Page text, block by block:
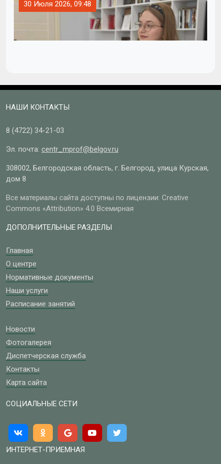
30 Июля 2026, 09:48
НАШИ КОНТАКТЫ
8 (4722) 34-21-03
Эл. почта: centr_mprof@belgov.ru
308002, Белгородская область, г. Белгород, улица Курская,
дом 8
Все материалы сайта доступны по лицензии: Creative
Commons «Attribution» 4.0 Всемирная
ДОПОЛНИТЕЛЬНЫЕ РАЗДЕЛЫ
Главная
О центре
Нормативные документы
Наши услуги
Расписание занятий
Новости
Фотогалерея
Диспетчерская служба
Контакты
Карта сайта
СОЦИАЛЬНЫЕ СЕТИ
ИНТЕРНЕТ-ПРИЕМНАЯ